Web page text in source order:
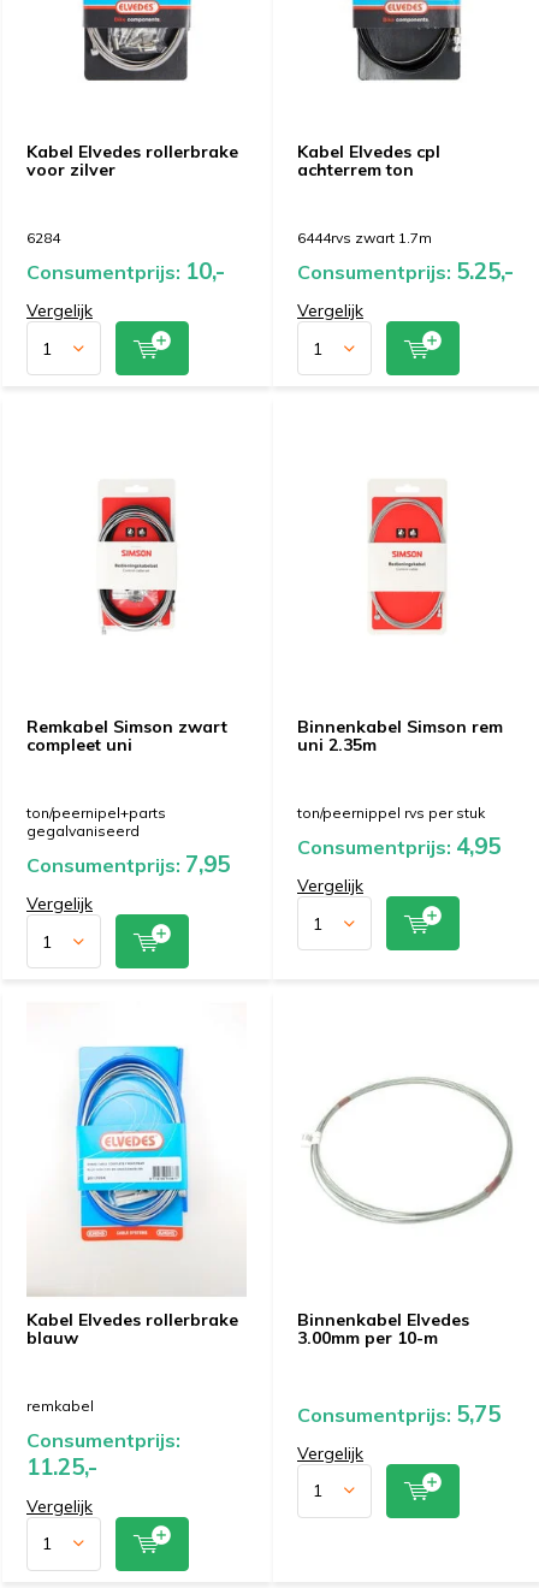
Kabel Elvedes rollerbrake
voor zilver
6284
Consumentprijs: 10,-
Vergelijk
Kabel Elvedes cpl
achterrem ton
6444rvs zwart 1.7m
Consumentprijs: 5.25,-
Vergelijk
Remkabel Simson zwart
compleet uni
ton/peernipel+parts
gegalvaniseerd
Consumentprijs: 7,95
Vergelijk
Binnenkabel Simson rem
uni 2.35m
ton/peernippel rvs per stuk
Consumentprijs: 4,95
Vergelijk
Kabel Elvedes rollerbrake
blauw
remkabel
Consumentprijs:
11.25,-
Vergelijk
Binnenkabel Elvedes
3.00mm per 10-m
Consumentprijs: 5,75
Vergelijk